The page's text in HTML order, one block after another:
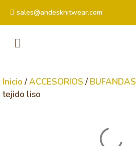
sales@andesknitwear.com
Inicio /ACCESORIOS /BUFANDAS
tejido liso